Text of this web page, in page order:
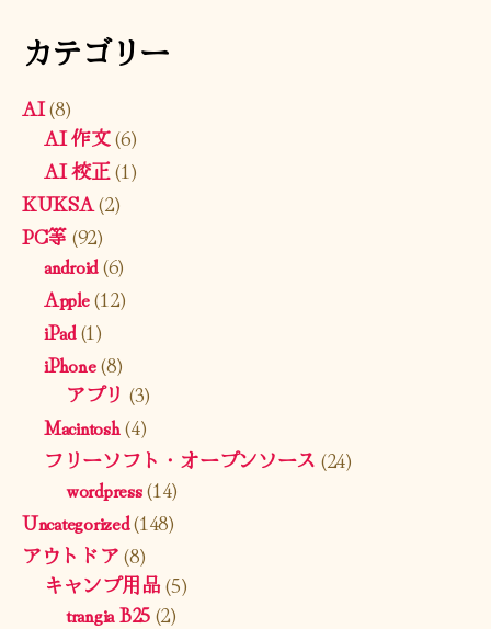
カテゴリー
AI(8)
AI 作文(6)
AI 校正(1)
KUKSA(2)
PC等(92)
android(6)
Apple(12)
iPad(1)
iPhone(8)
アプリ (3)
Macintosh(4)
フリーソフト・オープンソース (24)
wordpress(14)
Uncategorized(148)
アウトドア(8)
キャンプ用品(5)
trangia B25(2)